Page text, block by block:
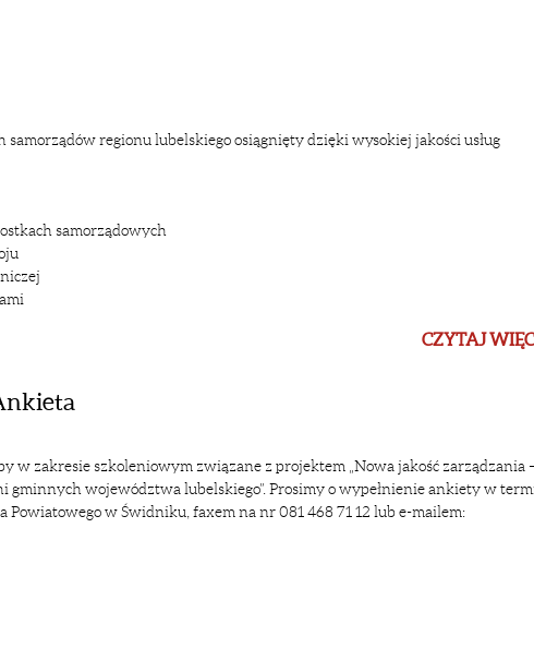
regionu lubelskiego osiągnięty dzięki wysokiej jakości usług
samorządowych
CZYTAJ
w zakresie szkoleniowym związane z projektem „Nowa jakość zarządzania
województwa lubelskiego”. Prosimy o wypełnienie ankiety w
Powiatowego w Świdniku, faxem na nr 081 468 71 12 lub e-mailem: